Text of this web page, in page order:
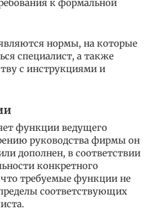
к формальной
нормы, на которые
специалист, а также
с инструкциями и
функции ведущего
руководства фирмы он
дополнен, в соответствии
конкретного
требуемые функции не
соответствующих